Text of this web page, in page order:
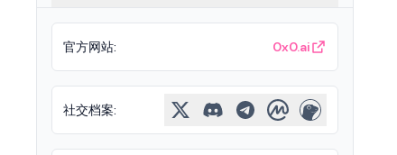
官方网站: 0x0.ai
社交档案: